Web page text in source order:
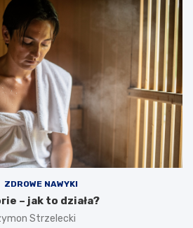
ZDROWE NAWYKI
– jak to działa?
Strzelecki